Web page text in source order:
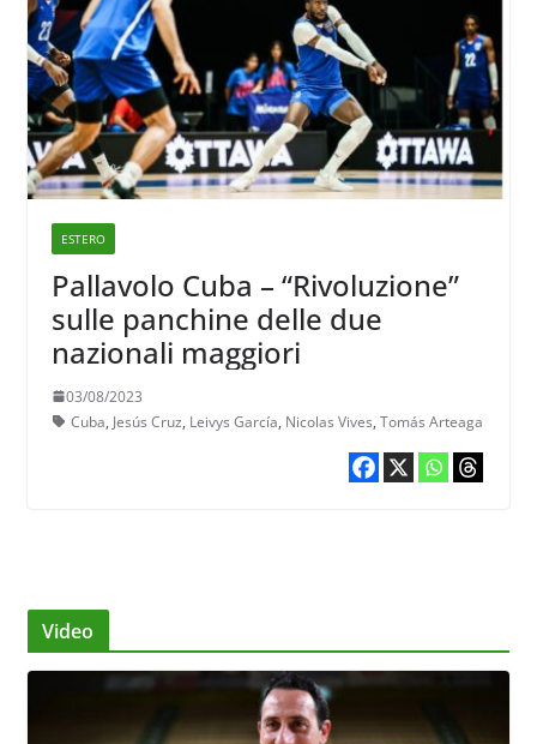
ESTERO
Pallavolo Cuba – “Rivoluzione”
sulle panchine delle due
nazionali maggiori
03/08/2023
Cuba, Jesús Cruz, Leivys García, Nicolas Vives, Tomás Arteaga
Video